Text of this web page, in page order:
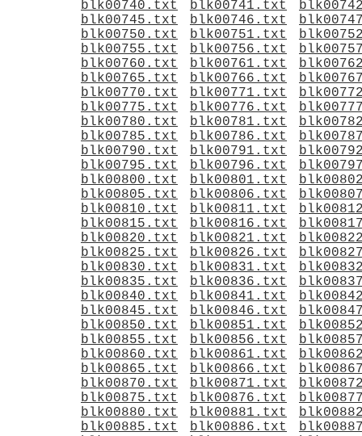
blk00740.txt
blk00741.txt
blk00745.txt
blk00746.txt
blk00750.txt
blk00751.txt
blk00755.txt
blk00756.txt
blk00760.txt
blk00761.txt
blk00765.txt
blk00766.txt
blk00770.txt
blk00771.txt
blk00775.txt
blk00776.txt
blk00780.txt
blk00781.txt
blk00785.txt
blk00786.txt
blk00790.txt
blk00791.txt
blk00795.txt
blk00796.txt
blk00800.txt
blk00801.txt
blk00805.txt
blk00806.txt
blk00810.txt
blk00811.txt
blk00815.txt
blk00816.txt
blk00820.txt
blk00821.txt
blk00825.txt
blk00826.txt
blk00830.txt
blk00831.txt
blk00835.txt
blk00836.txt
blk00840.txt
blk00841.txt
blk00845.txt
blk00846.txt
blk00850.txt
blk00851.txt
blk00855.txt
blk00856.txt
blk00860.txt
blk00861.txt
blk00865.txt
blk00866.txt
blk00870.txt
blk00871.txt
blk00875.txt
blk00876.txt
blk00880.txt
blk00881.txt
blk00885.txt
blk00886.txt